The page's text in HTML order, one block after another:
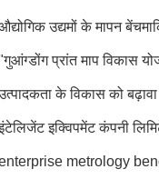
उद्यमों के मापन
प्रांत माप विकास
के विकास को बढ़ावा
इक्विपमेंट कंपनी
metrology